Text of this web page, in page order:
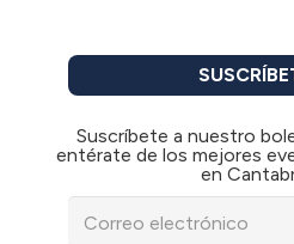
Suscríbete a nuestro
entérate de los mejores
en